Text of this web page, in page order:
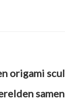
origami
samen